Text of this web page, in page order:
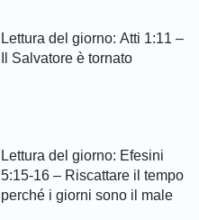
Lettura del giorno: Atti 1:11 –
Il Salvatore è tornato
Lettura del giorno: Efesini
5:15-16 – Riscattare il tempo
perché i giorni sono il male